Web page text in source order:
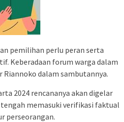
pemilihan perlu peran serta
Keberadaan forum warga dalam
Riannoko dalam sambutannya.
2024 rencananya akan digelar
memasuki verifikasi faktual
perseorangan.